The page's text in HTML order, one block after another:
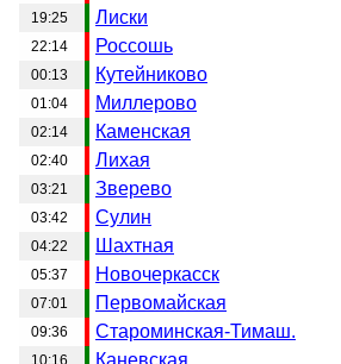
19:25 Лиски
22:14 Россошь
00:13 Кутейниково
01:04 Миллерово
02:14 Каменская
02:40 Лихая
03:21 Зверево
03:42 Сулин
04:22 Шахтная
05:37 Новочеркасск
07:01 Первомайская
09:36 Староминская-Тимаш.
10:16 Каневская